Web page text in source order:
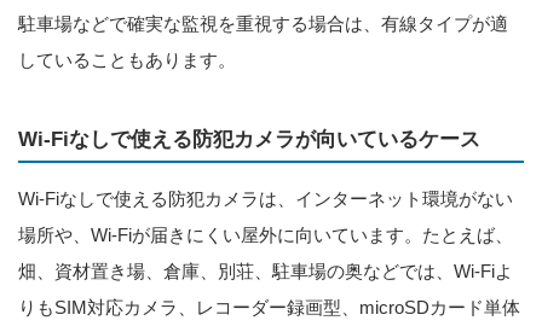
駐車場などで確実な監視を重視する場合は、有線タイプが適
していることもあります。
Wi-Fiなしで使える防犯カメラが向いているケース
Wi-Fiなしで使える防犯カメラは、インターネット環境がない
場所や、Wi-Fiが届きにくい屋外に向いています。たとえば、
畑、資材置き場、倉庫、別荘、駐車場の奥などでは、Wi-Fiよ
りもSIM対応カメラ、レコーダー録画型、microSDカード単体